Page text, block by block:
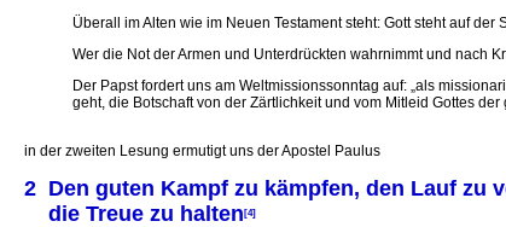
Überall im Alten wie im Neuen Testament steht: Gott steht auf
Wer die Not der Armen und Unterdrückten wahrnimmt und nach
Der Papst fordert uns am Weltmissionssonntag auf: „als
geht, die Botschaft von der Zärtlichkeit und vom Mitleid Gottes
in der zweiten Lesung ermutigt uns der Apostel Paulus
2 Den guten Kampf zu kämpfen, den Lauf zu
die Treue zu halten[4]